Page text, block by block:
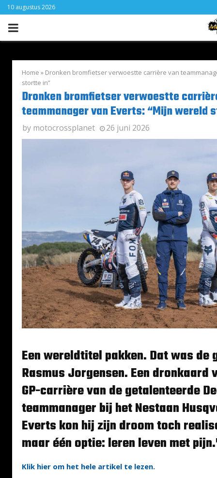
10 augustus 2026
PRIMARY
Home » Dronken bromfietser verwoestte carrière van
stortte in”
Dronken bromfietser verwoestte
teammanager van Everts: “Mijn wereld
by motocrossplanet 26 juni 2026
Een wereldtitel pakken. Dat was de
Rasmus Jorgensen. Een dronkaard
GP-carrière van de getalenteerde
teammanager bij het Nestaan
Everts kon hij zijn droom toch
maar één optie: leren leven met
Klik hier om het hele artikel te lezen.